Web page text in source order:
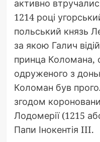
активно
1214 році
польський князь
за якою Галич
принца Коломана,
одруженого з
Коломан був
згодом
Лодомерії (1215
Папи Інокентія III.